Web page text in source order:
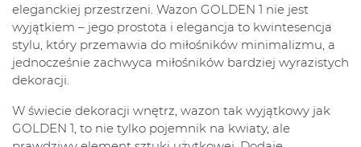
eleganckiej przestrzeni. Wazon GOLDEN 1 nie jest
wyjątkiem – jego prostota i elegancja to kwintesencja
stylu, który przemawia do miłośników minimalizmu, a
jednocześnie zachwyca miłośników bardziej wyrazistych
dekoracji.
W świecie dekoracji wnętrz, wazon tak wyjątkowy jak
GOLDEN 1, to nie tylko pojemnik na kwiaty, ale